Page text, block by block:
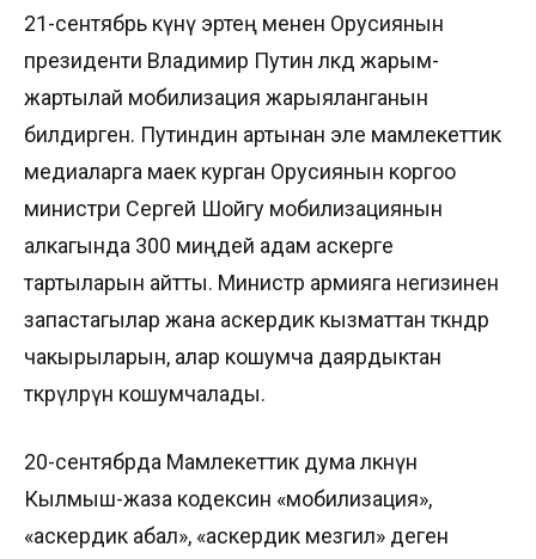
21-сентябрь күнү эртең менен Орусиянын
президенти Владимир Путин өлкөдө жарым-
жартылай мобилизация жарыяланганын
билдирген. Путиндин артынан эле мамлекеттик
медиаларга маек курган Орусиянын коргоо
министри Сергей Шойгу мобилизациянын
алкагында 300 миңдей адам аскерге
тартыларын айтты. Министр армияга негизинен
запастагылар жана аскердик кызматтан өткөндөр
чакырыларын, алар кошумча даярдыктан
өткөрүлөрүн кошумчалады.
20-сентябрда Мамлекеттик дума өлкөнүн
Кылмыш-жаза кодексин «мобилизация»,
«аскердик абал», «аскердик мезгил» деген